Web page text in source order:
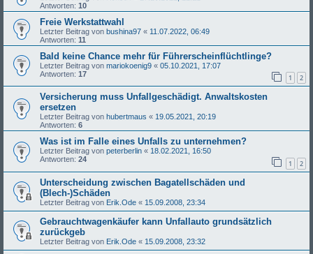
Antworten: 10
Freie Werkstattwahl
Letzter Beitrag von bushina97 « 11.07.2022, 06:49
Antworten: 11
Bald keine Chance mehr für Führerscheinflüchtlinge?
Letzter Beitrag von mariokoenig9 « 05.10.2021, 17:07
Antworten: 17 1 2
Versicherung muss Unfallgeschädigt. Anwaltskosten
ersetzen
Letzter Beitrag von hubertmaus « 19.05.2021, 20:19
Antworten: 6
Was ist im Falle eines Unfalls zu unternehmen?
Letzter Beitrag von peterberlin « 18.02.2021, 16:50
Antworten: 24 1 2
Unterscheidung zwischen Bagatellschäden und
(Blech-)Schäden
Letzter Beitrag von Erik.Ode « 15.09.2008, 23:34
Gebrauchtwagenkäufer kann Unfallauto grundsätzlich
zurückgeb
Letzter Beitrag von Erik.Ode « 15.09.2008, 23:32